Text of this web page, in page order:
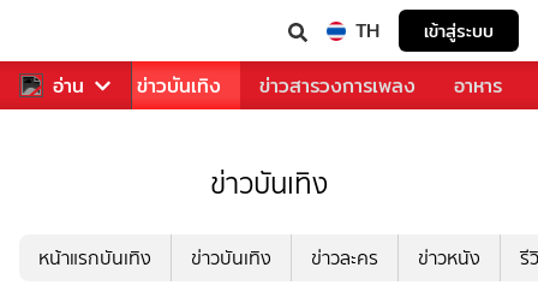
TH เข้าสู่ระบบ
อ่าน
ฬา ข่าว ข่าวบันเทิง ข่าวสารวงการเพลง อาหาร
ข่าวบันเทิง
หน้าแรกบันเทิง ข่าวบันเทิง ข่าวละคร ข่าวหนัง รี